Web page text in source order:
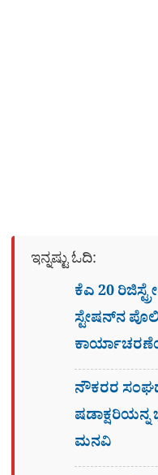
ಇನ್ನಷ್ಟು ಓದಿ:
ಕೆಎ 20
ಸ್ಟೇಷನ್​ನ
ನೌಕರರ ಸಂಘದ
ಮನವಿ